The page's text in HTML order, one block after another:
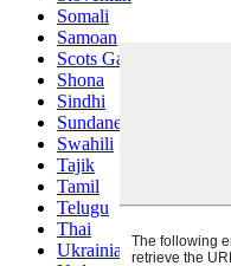
Somali
Samoan
Scots Gaelic
Shona
Sindhi
Sundanese
Swahili
Tajik
Tamil
Telugu
Thai
Ukrainian